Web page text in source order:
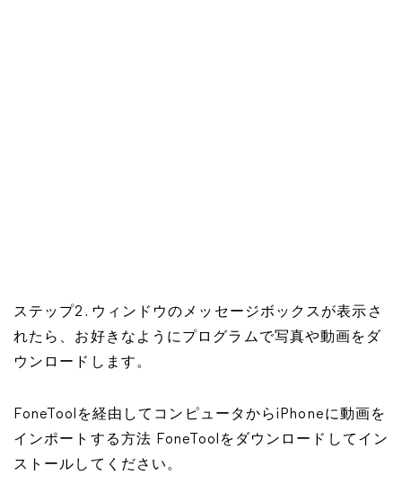
ステップ2. ウィンドウのメッセージボックスが表示さ
れたら、お好きなようにプログラムで写真や動画をダ
ウンロードします。
FoneToolを経由してコンピュータからiPhoneに動画を
インポートする方法 FoneToolをダウンロードしてイン
ストールしてください。